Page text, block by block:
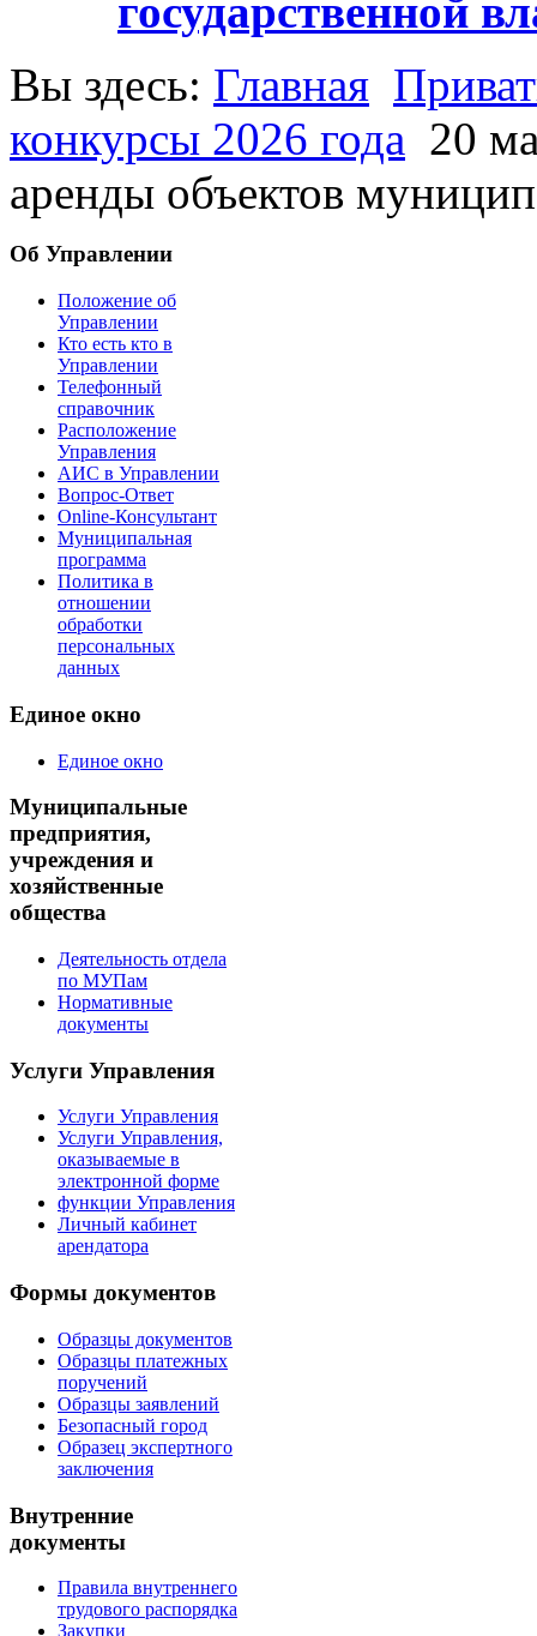
государственной
Вы здесь: Главная
конкурсы 2026 года 20
аренды объектов
Об Управлении
Положение об
Управлении
Кто есть кто в
Управлении
Телефонный
справочник
Расположение
Управления
АИС в Управлении
Вопрос-Ответ
Online-Консультант
Муниципальная
программа
Политика в
отношении
обработки
персональных
данных
Единое окно
Единое окно
Муниципальные
предприятия,
учреждения и
хозяйственные
общества
Деятельность отдела
по МУПам
Нормативные
документы
Услуги Управления
Услуги Управления
Услуги Управления,
оказываемые в
электронной форме
функции Управления
Личный кабинет
арендатора
Формы документов
Образцы документов
Образцы платежных
поручений
Образцы заявлений
Безопасный город
Образец экспертного
заключения
Внутренние
документы
Правила внутреннего
трудового распорядка
Закупки